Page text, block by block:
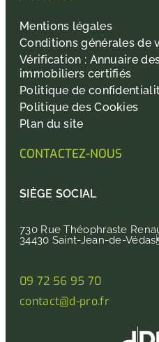
Mentions légales
Conditions générales de
Vérification : Annuaire
immobiliers certifiés
Politique de
Politique des Cookies
Plan du site
CONTACTEZ-NOUS
SIÈGE SOCIAL
730 Rue Théophraste
34430 Saint-Jean-de-
09 72 56 95 70
contact@d-pro.fr